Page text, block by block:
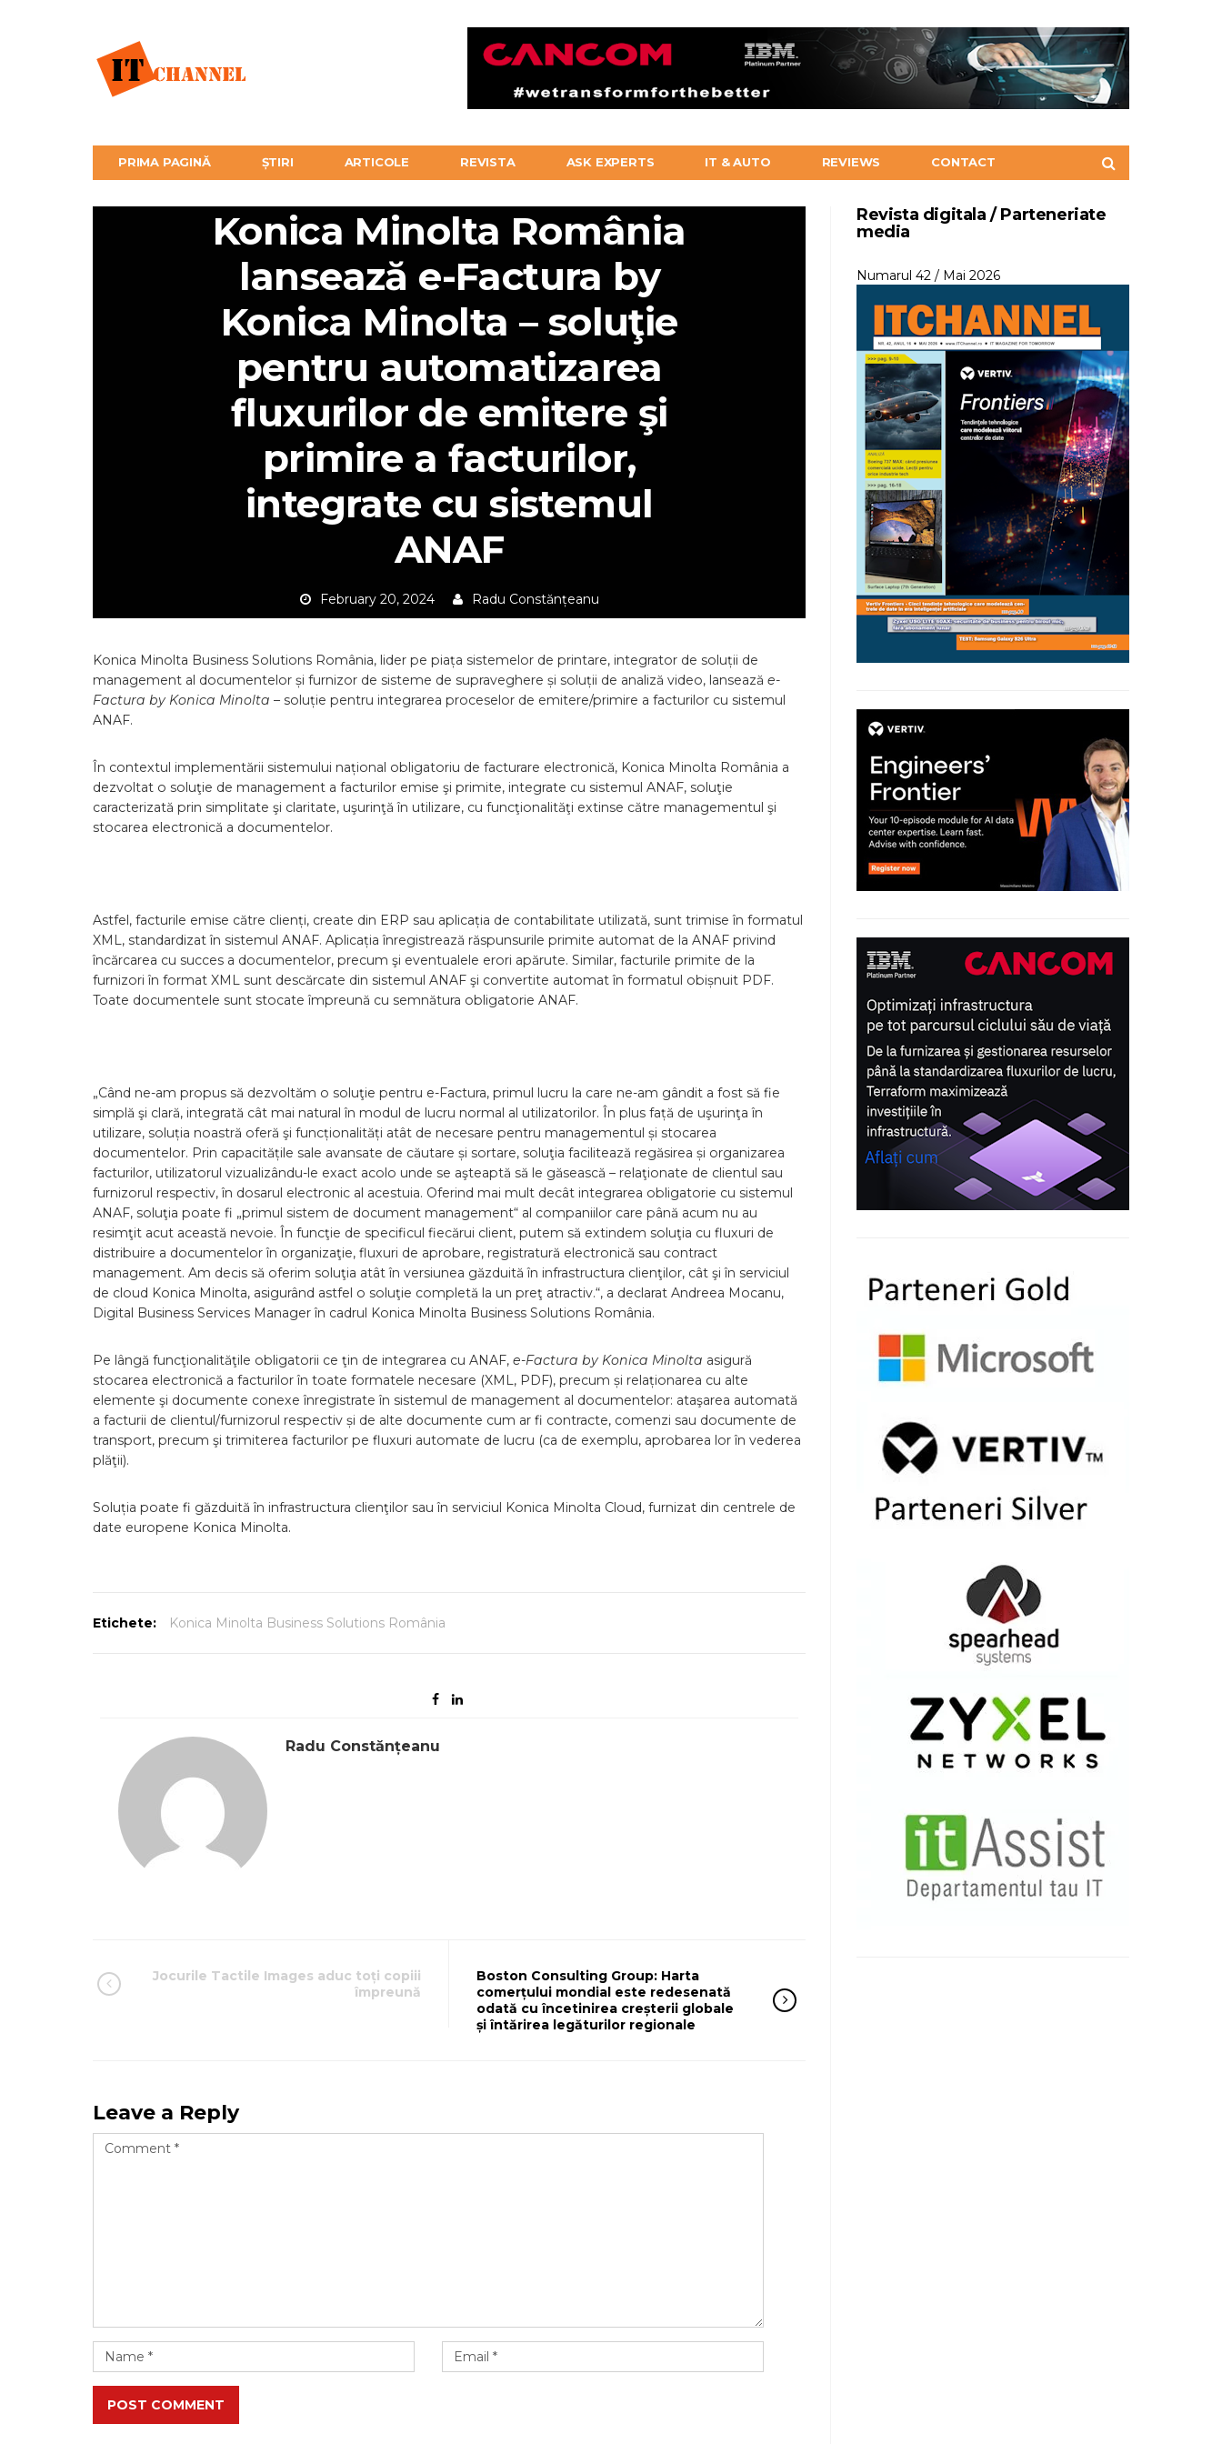
PRIMA PAGINĂ ȘTIRI ARTICOLE REVISTA ASK EXPERTS IT & AUTO REVIEWS CONTACT
Konica Minolta România
lansează e-Factura by
Konica Minolta – soluţie
pentru automatizarea
fluxurilor de emitere şi
primire a facturilor,
integrate cu sistemul
ANAF
February 20, 2024 Radu Constănțeanu
Konica Minolta Business Solutions România, lider pe piața sistemelor de printare, integrator de soluții de
management al documentelor și furnizor de sisteme de supraveghere și soluții de analiză video, lansează e-
Factura by Konica Minolta – soluție pentru integrarea proceselor de emitere/primire a facturilor cu sistemul
ANAF.
În contextul implementării sistemului național obligatoriu de facturare electronică, Konica Minolta România a
dezvoltat o soluţie de management a facturilor emise şi primite, integrate cu sistemul ANAF, soluţie
caracterizată prin simplitate şi claritate, uşurinţă în utilizare, cu funcţionalităţi extinse către managementul şi
stocarea electronică a documentelor.
Astfel, facturile emise către clienți, create din ERP sau aplicația de contabilitate utilizată, sunt trimise în formatul
XML, standardizat în sistemul ANAF. Aplicația înregistrează răspunsurile primite automat de la ANAF privind
încărcarea cu succes a documentelor, precum şi eventualele erori apărute. Similar, facturile primite de la
furnizori în format XML sunt descărcate din sistemul ANAF şi convertite automat în formatul obișnuit PDF.
Toate documentele sunt stocate împreună cu semnătura obligatorie ANAF.
„Când ne-am propus să dezvoltăm o soluţie pentru e-Factura, primul lucru la care ne-am gândit a fost să fie
simplă şi clară, integrată cât mai natural în modul de lucru normal al utilizatorilor. În plus față de uşurinţa în
utilizare, soluția noastră oferă şi funcționalități atât de necesare pentru managementul și stocarea
documentelor. Prin capacitățile sale avansate de căutare și sortare, soluţia facilitează regăsirea și organizarea
facturilor, utilizatorul vizualizându-le exact acolo unde se aşteaptă să le găsească – relaţionate de clientul sau
furnizorul respectiv, în dosarul electronic al acestuia. Oferind mai mult decât integrarea obligatorie cu sistemul
ANAF, soluţia poate fi „primul sistem de document management“ al companiilor care până acum nu au
resimţit acut această nevoie. În funcţie de specificul fiecărui client, putem să extindem soluţia cu fluxuri de
distribuire a documentelor în organizaţie, fluxuri de aprobare, registratură electronică sau contract
management. Am decis să oferim soluţia atât în versiunea găzduită în infrastructura clienţilor, cât şi în serviciul
de cloud Konica Minolta, asigurând astfel o soluţie completă la un preţ atractiv.“, a declarat Andreea Mocanu,
Digital Business Services Manager în cadrul Konica Minolta Business Solutions România.
Pe lângă funcţionalităţile obligatorii ce ţin de integrarea cu ANAF, e-Factura by Konica Minolta asigură
stocarea electronică a facturilor în toate formatele necesare (XML, PDF), precum și relaționarea cu alte
elemente şi documente conexe înregistrate în sistemul de management al documentelor: ataşarea automată
a facturii de clientul/furnizorul respectiv și de alte documente cum ar fi contracte, comenzi sau documente de
transport, precum şi trimiterea facturilor pe fluxuri automate de lucru (ca de exemplu, aprobarea lor în vederea
plăţii).
Soluția poate fi găzduită în infrastructura clienţilor sau în serviciul Konica Minolta Cloud, furnizat din centrele de
date europene Konica Minolta.
Etichete: Konica Minolta Business Solutions România
Radu Constănțeanu
Jocurile Tactile Images aduc toți copiii
împreună
Boston Consulting Group: Harta
comerțului mondial este redesenată
odată cu încetinirea creșterii globale
și întărirea legăturilor regionale
Leave a Reply
POST COMMENT
Revista digitala / Parteneriate
media
Numarul 42 / Mai 2026